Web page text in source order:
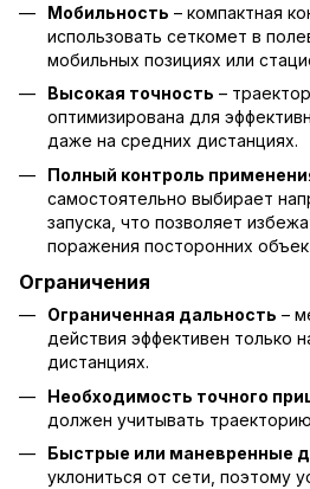
Мобильность – компактная
использовать сеткомет в
мобильных позициях или
Высокая точность –
оптимизирована для
даже на средних дистанциях.
Полный контроль
самостоятельно выбирает
запуска, что позволяет
поражения посторонних
Ограничения
Ограниченная дальность –
действия эффективен только
дистанциях.
Необходимость точного
должен учитывать
Быстрые или маневренные
уклониться от сети, поэтому